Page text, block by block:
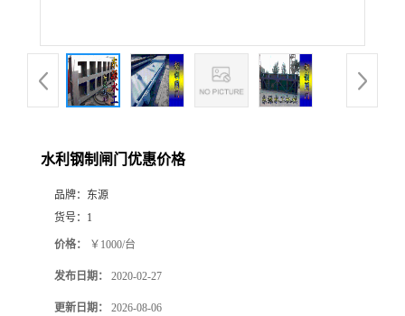
水利钢制闸门优惠价格
品牌： 东源
货号： 1
价格： ￥1000/台
发布日期： 2020-02-27
更新日期： 2026-08-06